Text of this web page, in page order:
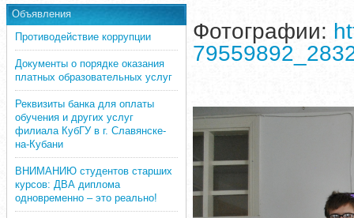
Объявления
Противодействие коррупции
Документы о порядке оказания
платных образовательных услуг
Реквизиты банка для оплаты
обучения и других услуг
филиала КубГУ в г. Славянске-
на-Кубани
ВНИМАНИЮ студентов старших
курсов: ДВА диплома
одновременно – это реально!
Фотографии: